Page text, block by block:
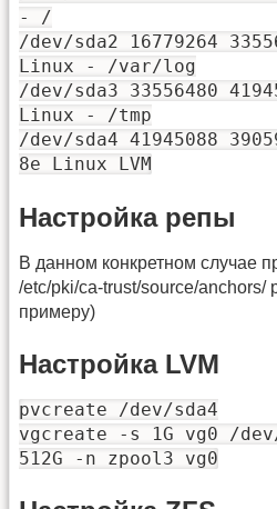
- /
/dev/sda2 16779264
Linux - /var/log
/dev/sda3 33556480
Linux - /tmp
/dev/sda4 41945088
8e Linux LVM
Настройка репы
В данном конкретном случае
/etc/pki/ca-trust/source/anchors/
примеру)
Настройка LVM
pvcreate /dev/sda4
vgcreate -s 1G vg0 /
512G -n zpool3 vg0